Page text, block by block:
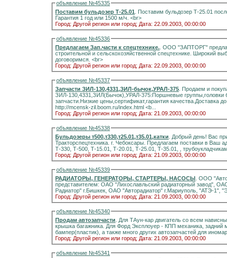
объявление №45335
Поставим бульдозер Т-25.01 . Поставим бульдозер Т-25.01
Гарантия 1 год или 1500 м/ч. <br>
Город: Другой регион или город; Дата: 22.09.2003, 00:00:00
объявление №45336
Предлагаем Зап.части к спецтехнике. . ООО "ЗАПТОРГ"
строительной и сельскохозяйственной спецтехнике. Широкий
договоримся. <br>
Город: Другой регион или город; Дата: 22.09.2003, 00:00:00
объявление №45337
Запчасти ЗИЛ-130,4331,ЗИЛ-бычок,УРАЛ-375 . Продаем и
ЗИЛ-130,4331,ЗИЛ(Бычок),УРАЛ-375:Поршневые группы,головки
запчасти.Низкие цены,сертификат,гарантия качества.Доставка до Москвы и в регионы.
http://mcensk-zil.boom.ru/index.html <b...
Город: Другой регион или город; Дата: 21.09.2003, 00:00:00
объявление №45338
Бульдозеры т500,т330,т25.01,т35.01,катки . Добрый день! Вас приветствует Производственно-ремонтное предприятие
Тракторспецтехника. г. Чебоксары. Предлагаем поставки в Ваш адрес бульдозера и запасные части к бульдозерам.
Город: Другой регион или город; Дата: 21.09.2003, 00:00:00
объявление №45339
РАДИАТОРЫ, ГЕНЕРАТОРЫ, СТАРТЕРЫ, НАСОСЫ . ООО
представителем: ОАО "Лихославльский радиаторный завод", ОАО "Шадринский автоагрегаторный завод", "Автомаш-
Радиатор" г.Бишкек, ОАО
Город: Другой регион или город; Дата: 21.09.2003, 00:00:00
объявление №45340
Продам автозапчасти . Для ТАун-кар двигатель со всем
крышка багажника. Для Форд Эксплоуер - КПП механика, задний
Город: Другой регион или город; Дата: 21.09.2003, 00:00:00
объявление №45341